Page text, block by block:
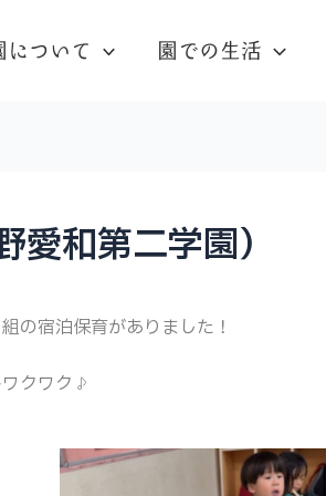
について 園での生活
和第二学園）
の宿泊保育がありました！
クワク♪